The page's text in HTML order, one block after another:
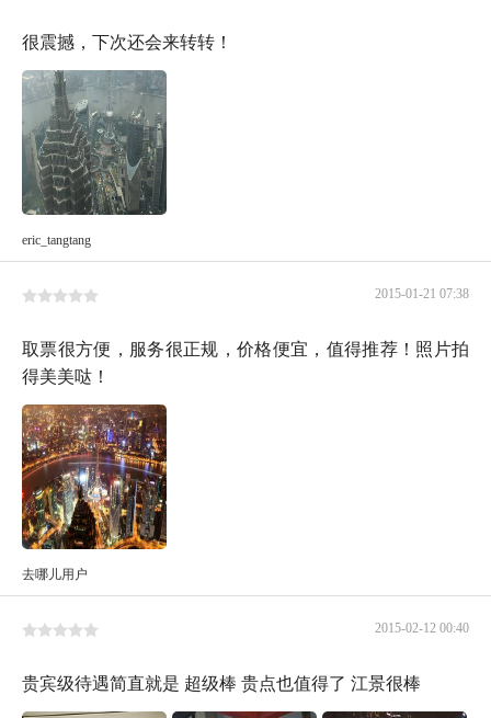
很震撼，下次还会来转转！
eric_tangtang
2015-01-21 07:38
取票很方便，服务很正规，价格便宜，值得推荐！照片拍
得美美哒！
去哪儿用户
2015-02-12 00:40
贵宾级待遇简直就是 超级棒 贵点也值得了 江景很棒